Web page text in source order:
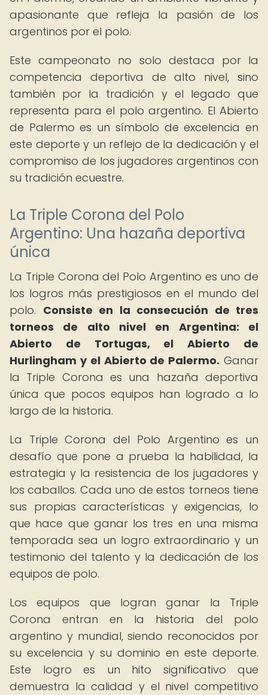
apasionante que refleja la pasión de los
argentinos por el polo.
Este campeonato no solo destaca por la
competencia deportiva de alto nivel, sino
también por la tradición y el legado que
representa para el polo argentino. El Abierto
de Palermo es un símbolo de excelencia en
este deporte y un reflejo de la dedicación y el
compromiso de los jugadores argentinos con
su tradición ecuestre.
La Triple Corona del Polo
Argentino: Una hazaña deportiva
única
La Triple Corona del Polo Argentino es uno de
los logros más prestigiosos en el mundo del
polo. Consiste en la consecución de tres
torneos de alto nivel en Argentina: el
Abierto de Tortugas, el Abierto de
Hurlingham y el Abierto de Palermo. Ganar
la Triple Corona es una hazaña deportiva
única que pocos equipos han logrado a lo
largo de la historia.
La Triple Corona del Polo Argentino es un
desafío que pone a prueba la habilidad, la
estrategia y la resistencia de los jugadores y
los caballos. Cada uno de estos torneos tiene
sus propias características y exigencias, lo
que hace que ganar los tres en una misma
temporada sea un logro extraordinario y un
testimonio del talento y la dedicación de los
equipos de polo.
Los equipos que logran ganar la Triple
Corona entran en la historia del polo
argentino y mundial, siendo reconocidos por
su excelencia y su dominio en este deporte.
Este logro es un hito significativo que
demuestra la calidad y el nivel competitivo